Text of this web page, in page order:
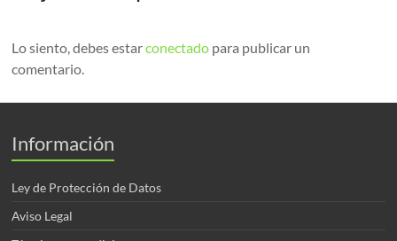
Lo siento, debes estarconectado para publicar un
comentario.
Información
Ley de Protección de Datos
Aviso Legal